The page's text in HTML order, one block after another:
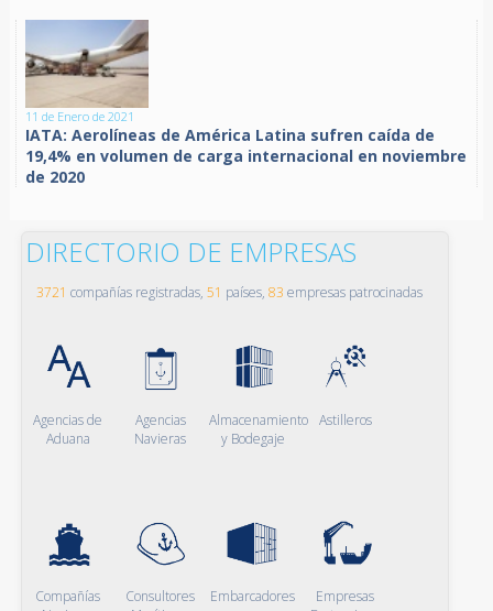
11 de Enero de 2021
IATA: Aerolíneas de América Latina sufren caída de
19,4% en volumen de carga internacional en noviembre
de 2020
DIRECTORIO DE EMPRESAS
3721 compañías registradas, 51 países, 83 empresas patrocinadas
Agencias de
Aduana
Agencias
Navieras
Almacenamiento
y Bodegaje
Astilleros
Compañías
Consultores
Embarcadores
Empresas